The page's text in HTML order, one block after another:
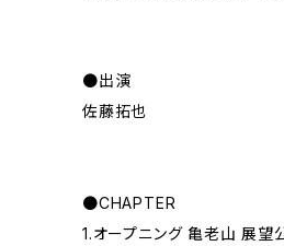
●出演
佐藤拓也
●CHAPTER
1.オープニング 亀老山 展望